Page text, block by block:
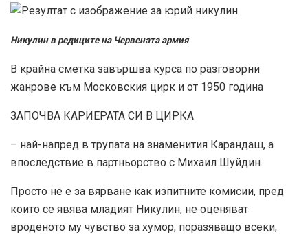
Никулин в редиците на Червената армия
В крайна сметка завършва курса по разговорни
жанрове към Московския цирк и от 1950 година
ЗАПОЧВА КАРИЕРАТА СИ В ЦИРКА
– най-напред в трупата на знаменития Карандаш, а
впоследствие в партньорство с Михаил Шуйдин.
Просто не е за вярване как изпитните комисии, пред
които се явява младият Никулин, не оценяват
вроденото му чувство за хумор, поразяващо всеки,